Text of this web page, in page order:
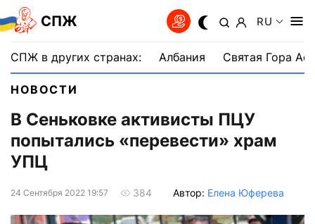
СПЖ RU
СПЖ в других странах: Албания Святая Гора
НОВОСТИ
В Сеньковке активисты ПЦУ
попытались «перевести» храм
УПЦ
24 Сентября 2022 19:57 384 Автор: Елена Юферева